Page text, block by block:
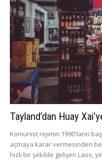
Tayland’dan Huay
Komünist rejimin 1990'ların
açmaya karar vermesinden
hızlı bir şekilde gelişen Laos,